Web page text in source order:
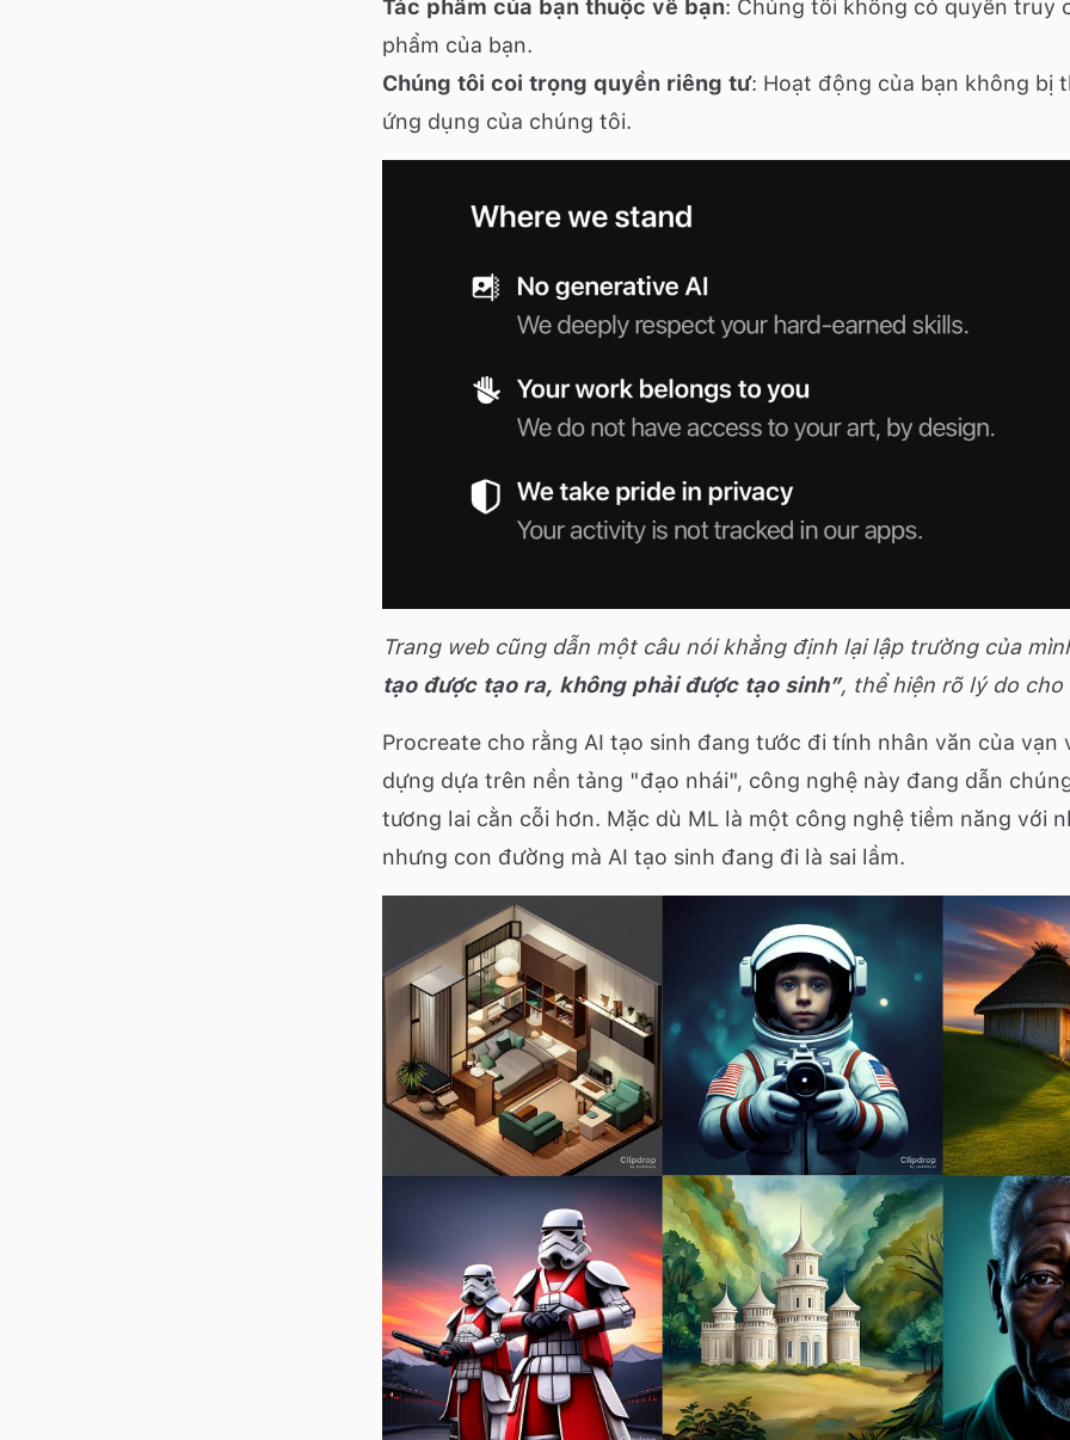
Tác phẩm của bạn thuộc về bạn: Chúng tôi không có quyền truy
phẩm của bạn.
Chúng tôi coi trọng quyền riêng tư: Hoạt động của bạn không bị
ứng dụng của chúng tôi.
Trang web cũng dẫn một câu nói khẳng định lại lập trường của
tạo được tạo ra, không phải được tạo sinh”, thể hiện rõ lý do cho
Procreate cho rằng AI tạo sinh đang tước đi tính nhân văn của vạn
dựng dựa trên nền tảng "đạo nhái", công nghệ này đang dẫn
tương lai cằn cỗi hơn. Mặc dù ML là một công nghệ tiềm năng với
nhưng con đường mà AI tạo sinh đang đi là sai lầm.